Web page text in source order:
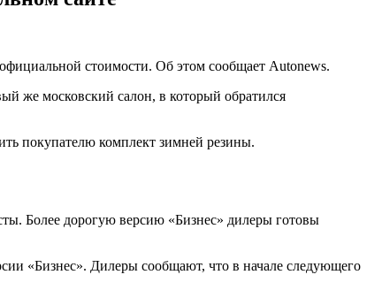
стоимости. Об этом сообщает Autonews.
же московский салон, в который обратился
покупателю комплект зимней резины.
Более дорогую версию «Бизнес» дилеры готовы
«Бизнес». Дилеры сообщают, что в начале следующего